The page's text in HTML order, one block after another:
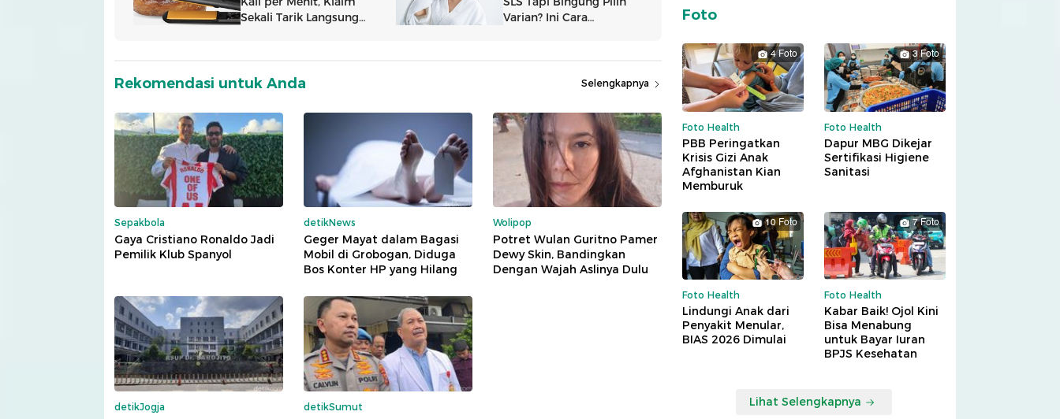
Rekomendasi untuk Anda Selengkapnya
Sepakbola
Gaya Cristiano Ronaldo Jadi
Pemilik Klub Spanyol
detikNews
Geger Mayat dalam Bagasi
Mobil di Grobogan, Diduga
Bos Konter HP yang Hilang
Wolipop
Potret Wulan Guritno Pamer
Dewy Skin, Bandingkan
Dengan Wajah Aslinya Dulu
detikJogja detikSumut
Foto
4 Foto
Foto Health
PBB Peringatkan
Krisis Gizi Anak
Afghanistan Kian
Memburuk
3 Foto
Foto Health
Dapur MBG Dikejar
Sertifikasi Higiene
Sanitasi
10 Foto
Foto Health
Lindungi Anak dari
Penyakit Menular,
BIAS 2026 Dimulai
7 Foto
Foto Health
Kabar Baik! Ojol Kini
Bisa Menabung
untuk Bayar Iuran
BPJS Kesehatan
Lihat Selengkapnya